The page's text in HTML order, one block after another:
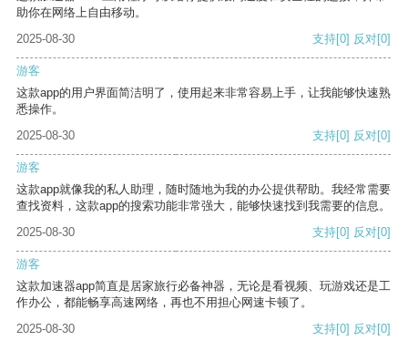
助你在网络上自由移动。
2025-08-30
支持[0] 反对[0]
游客
这款app的用户界面简洁明了，使用起来非常容易上手，让我能够快速熟
悉操作。
2025-08-30
支持[0] 反对[0]
游客
这款app就像我的私人助理，随时随地为我的办公提供帮助。我经常需要
查找资料，这款app的搜索功能非常强大，能够快速找到我需要的信息。
2025-08-30
支持[0] 反对[0]
游客
这款加速器app简直是居家旅行必备神器，无论是看视频、玩游戏还是工
作办公，都能畅享高速网络，再也不用担心网速卡顿了。
2025-08-30
支持[0] 反对[0]